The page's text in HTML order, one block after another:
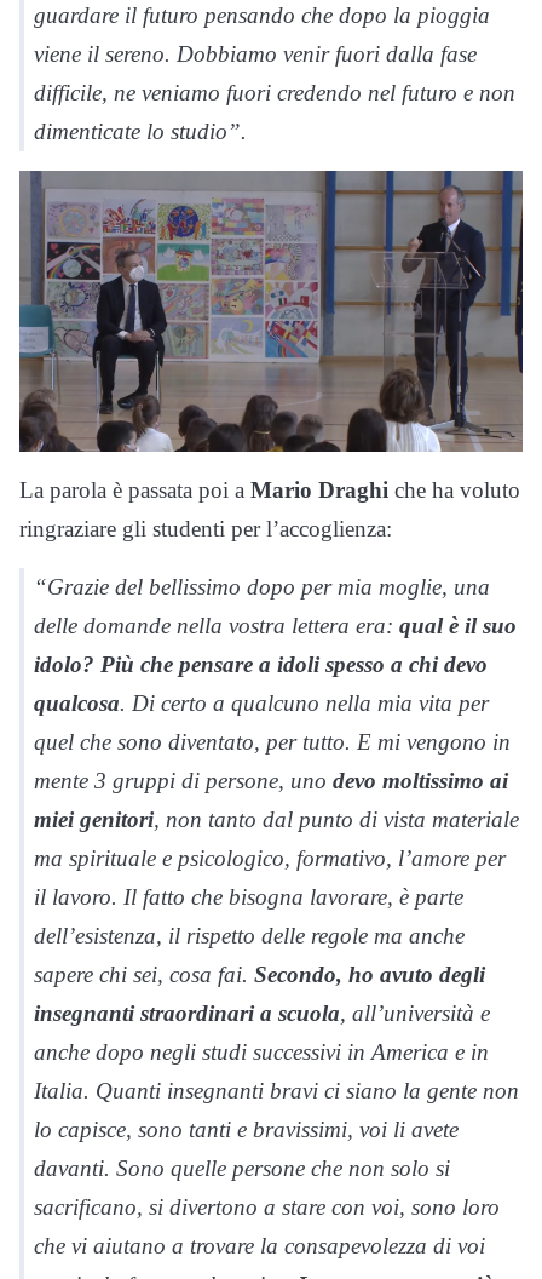
guardare il futuro pensando che dopo la pioggia
viene il sereno. Dobbiamo venir fuori dalla fase
difficile, ne veniamo fuori credendo nel futuro e non
dimenticate lo studio”.
La parola è passata poi a Mario Draghi che ha voluto
ringraziare gli studenti per l’accoglienza:
“Grazie del bellissimo dopo per mia moglie, una
delle domande nella vostra lettera era: qual è il suo
idolo? Più che pensare a idoli spesso a chi devo
qualcosa. Di certo a qualcuno nella mia vita per
quel che sono diventato, per tutto. E mi vengono in
mente 3 gruppi di persone, uno devo moltissimo ai
miei genitori, non tanto dal punto di vista materiale
ma spirituale e psicologico, formativo, l’amore per
il lavoro. Il fatto che bisogna lavorare, è parte
dell’esistenza, il rispetto delle regole ma anche
sapere chi sei, cosa fai. Secondo, ho avuto degli
insegnanti straordinari a scuola, all’università e
anche dopo negli studi successivi in America e in
Italia. Quanti insegnanti bravi ci siano la gente non
lo capisce, sono tanti e bravissimi, voi li avete
davanti. Sono quelle persone che non solo si
sacrificano, si divertono a stare con voi, sono loro
che vi aiutano a trovare la consapevolezza di voi